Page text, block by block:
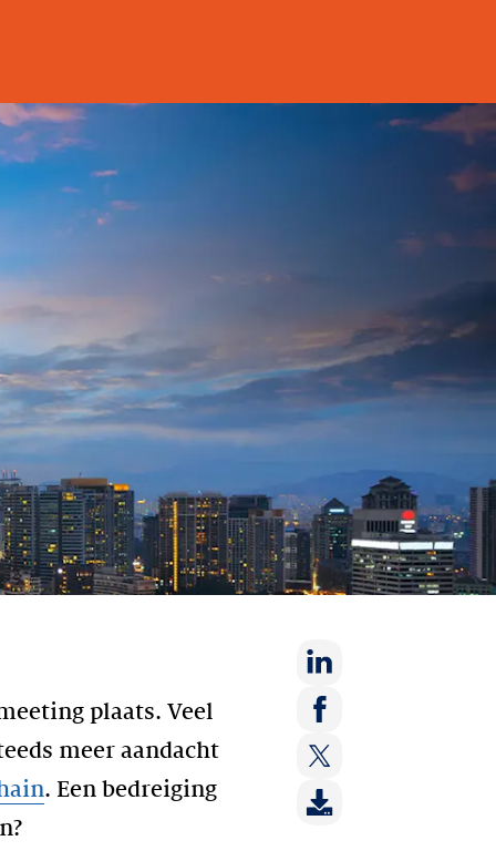
plaats. Veel
meer aandacht
. Een bedreiging
Deel
op:
LinkedIn
Deel
op:
Facebook
Deel
op: